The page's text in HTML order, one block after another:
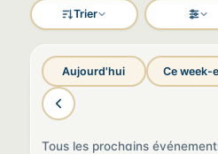
Trier
Aujourd'hui Ce week-
Tous les prochains